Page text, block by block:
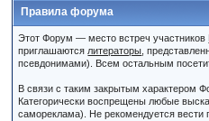
Правила форума
Этот Форум — место встреч участников
приглашаются литераторы ,
псевдонимами). Всем остальным
В связи с таким закрытым характером
Категорически воспрещены любые
самореклама). Не рекомендуется вести